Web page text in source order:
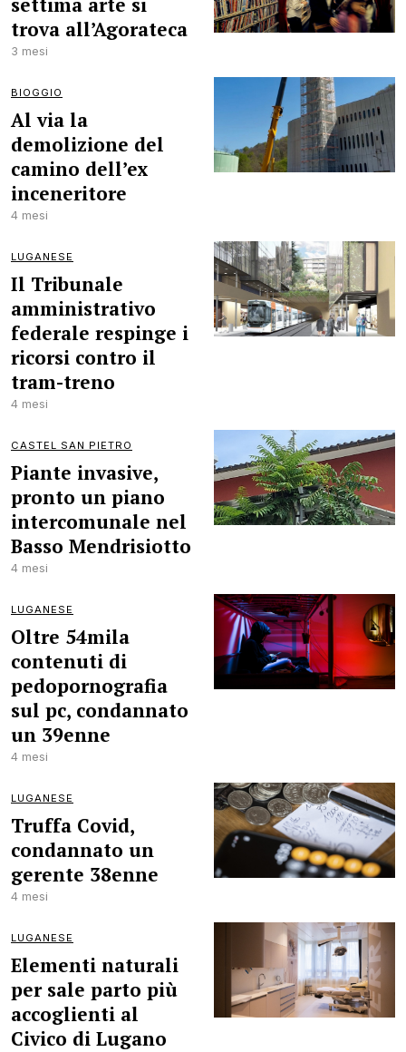
trova all’Agorateca
3 mesi
BIOGGIO
Al via la
demolizione del
camino dell’ex
inceneritore
4 mesi
LUGANESE
Il Tribunale
amministrativo
federale respinge i
ricorsi contro il
tram-treno
4 mesi
CASTEL SAN PIETRO
Piante invasive,
pronto un piano
intercomunale nel
Basso Mendrisiotto
4 mesi
LUGANESE
Oltre 54mila
contenuti di
pedopornografia
sul pc, condannato
un 39enne
4 mesi
LUGANESE
Truffa Covid,
condannato un
gerente 38enne
4 mesi
LUGANESE
Elementi naturali
per sale parto più
accoglienti al
Civico di Lugano